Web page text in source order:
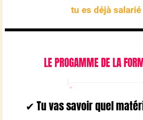
tu es déjà salarié
LE PROGAMME DE LA
✔ Tu vas savoir quel